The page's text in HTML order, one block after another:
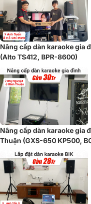
Loa YamahaDBR12 hoạt
lên đến 465W và công
trải nghiệm âm thanh mạnh
Sử dụng bộ khuếch đại
và chất lượng âm thanh ổn
âm thanh từ loa lan tỏa
=> Xem thêm tại: Loa
Vang số BIK BPR-5600
Vang số BIK BPR-5600 là
được nhiều khách hàng ưa
và thay đổi chế độ dễ dàng
Nâng cấp dàn karaoke gia
(Alto TS412, BPR-8600)
Nâng cấp dàn karaoke gia
Thuận (GXS-650 KP500,